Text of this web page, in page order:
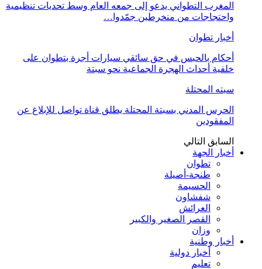
المغرب التطواني يدعو إلى جمعه العام وسط تحديات تنظيمية
واحتجاجات من منخرطين جمّدوا…
أخبار تطوان
أحكام بالحبس في حق سائقي سيارات أجرة بتطوان على
خلفية أحداث الهجرة الجماعية نحو سبتة
سبته المحتلة
الحرس المدني بسبتة المحتلة يطلق قناة تواصل للإبلاغ عن
المفقودين
السابق التالي
أخبار الجهة
تطوان
طنجة-أصيلة
الحسيمة
شفشاون
العرائش
القصر الصغير والكبير
وزان
أخبار وطنية
أخبار دولية
تعليم